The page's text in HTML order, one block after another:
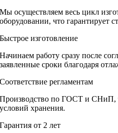
Мы осуществляем весь цикл
оборудовании, что гарантирует
Быстрое изготовление
Начинаем работу сразу после
заявленные сроки благодаря
Соответствие регламентам
Производство по ГОСТ и СНиП,
условий хранения.
Гарантия от 2 лет